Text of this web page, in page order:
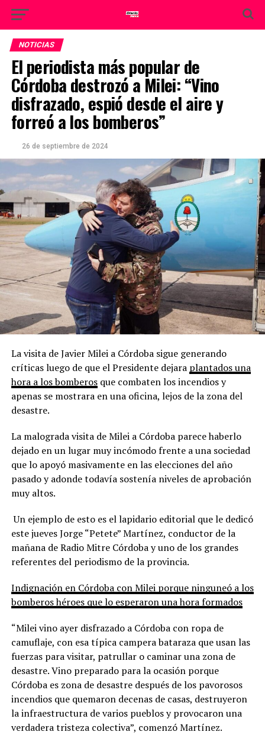
NOTICIAS
El periodista más popular de
Córdoba destrozó a Milei: “Vino
disfrazado, espió desde el aire y
forreó a los bomberos”
26 de septiembre de 2024
La visita de Javier Milei a Córdoba sigue generando
críticas luego de que el Presidente dejara plantados una
hora a los bomberosque combaten los incendios y
apenas se mostrara en una oficina, lejos de la zona del
desastre.
La malograda visita de Milei a Córdoba parece haberlo
dejado en un lugar muy incómodo frente a una sociedad
que lo apoyó masivamente en las elecciones del año
pasado y adonde todavía sostenía niveles de aprobación
muy altos.
Un ejemplo de esto es el lapidario editorial que le dedicó
este jueves Jorge “Petete” Martínez, conductor de la
mañana de Radio Mitre Córdoba y uno de los grandes
referentes del periodismo de la provincia.
Indignación en Córdoba con Milei porque ninguneó a los
bomberos héroes que lo esperaron una hora formados
“Milei vino ayer disfrazado a Córdoba con ropa de
camuflaje, con esa típica campera bataraza que usan las
fuerzas para visitar, patrullar o caminar una zona de
desastre. Vino preparado para la ocasión porque
Córdoba es zona de desastre después de los pavorosos
incendios que quemaron decenas de casas, destruyeron
la infraestructura de varios pueblos y provocaron una
verdadera tristeza colectiva”, comenzó Martínez.